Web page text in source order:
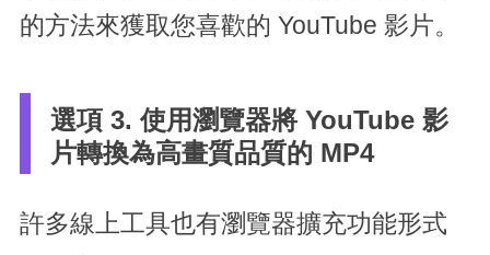
的方法來獲取您喜歡的 YouTube 影片。
選項 3. 使用瀏覽器將 YouTube 影
片轉換為高畫質品質的 MP4
許多線上工具也有瀏覽器擴充功能形式